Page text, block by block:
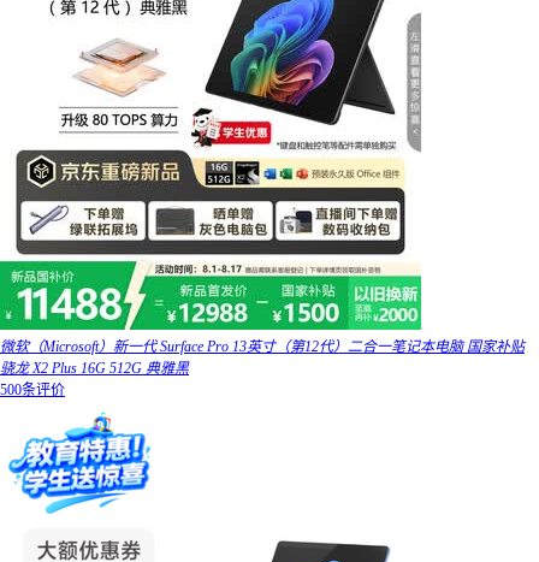
微软（Microsoft）新一代 Surface Pro 13英寸（第12代）二合一笔记本电脑 国家补贴
骁龙 X2 Plus 16G 512G 典雅黑
500条评价